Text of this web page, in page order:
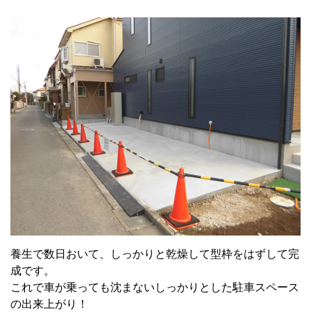
養生で数日おいて、しっかりと乾燥して型枠をはずして完
成です。
これで車が乗っても沈まないしっかりとした駐車スペース
の出来上がり！